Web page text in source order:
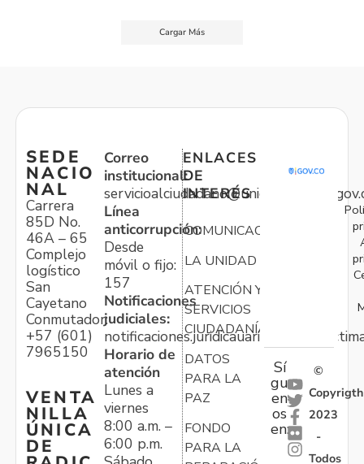
Cargar Más
SEDE
NACIO
NAL
Carrera
85D No.
46A – 65
Complejo
logístico
San
Cayetano
Conmutador:
+57 (601)
7965150
VENTA
NILLA
ÚNICA
DE
Correo
institucional:
Línea
anticorrupción:
Desde
móvil o fijo:
157
Notificaciones
judiciales:
Horario de
atención
Lunes a
viernes
8:00 a.m. –
6:00 p.m.
ENLACES
DE
INTERÉS
COMUNICACIONES
LA UNIDAD
ATENCIÓN Y
SERVICIOS
CIUDADANÍA
DATOS
PARA LA
PAZ
FONDO
PARA LA
Sí
gu
en
os
en:
©
Copyrigth
2023
-
Todos